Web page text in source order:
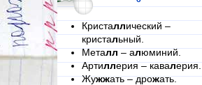
Кристаллический –
кристальный.
Металл– алюминий.
Артиллерия – кавалерия.
Жужжать – дрожать.